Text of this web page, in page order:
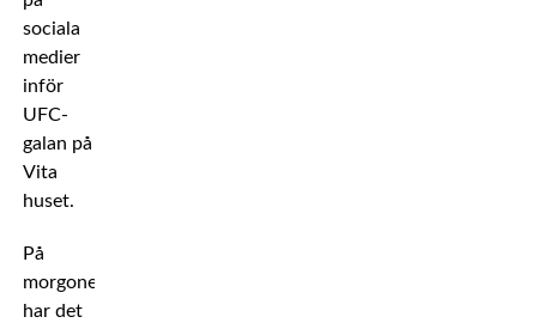
sociala
medier
inför
UFC-
galan på
Vita
huset.
På
morgonen
har det